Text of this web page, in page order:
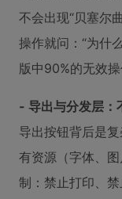
不会出现“贝塞尔
操作就问：“为什
版中90%的无效
- 导出与分发层：
导出按钮背后是
有资源（字体、
制：禁止打印、